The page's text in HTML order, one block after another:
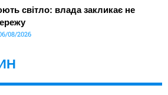
світло: влада закликає не
08/2026